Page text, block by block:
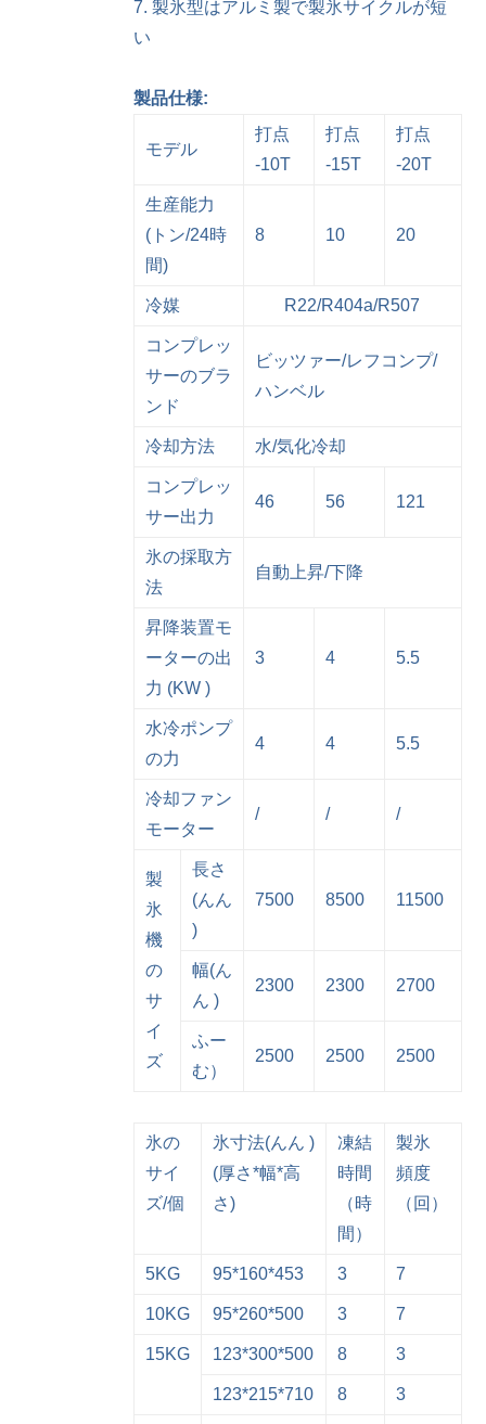
7. 製氷型はアルミ製で製氷サイクルが短
い
製品仕様:
モデル
打点
-10T
打点
-15T
打点
-20T
生産能力
(トン/24時
間)
8 10 20
冷媒 R22/R404a/R507
コンプレッ
サーのブラ
ンド
ビッツァー/レフコンプ/
ハンベル
冷却方法 水/気化冷却
コンプレッ
サー出力
46 56 121
氷の採取方
法
自動上昇/下降
昇降装置モ
ーターの出
力 (KW )
3 4 5.5
水冷ポンプ
の力
4 4 5.5
冷却ファン
モーター
/ / /
製
氷
機
の
サ
イ
ズ
長さ
(んん
)
7500 8500 11500
幅(ん
ん )
2300 2300 2700
ふー
む）
2500 2500 2500
氷の
サイ
ズ/個
氷寸法(んん )
(厚さ*幅*高
さ)
凍結
時間
（時
間）
製氷
頻度
（回）
5KG 95*160*453 3 7
10KG 95*260*500 3 7
15KG 123*300*500 8 3
123*215*710 8 3